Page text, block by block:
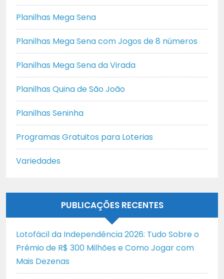
Planilhas Mega Sena
Planilhas Mega Sena com Jogos de 8 números
Planilhas Mega Sena da Virada
Planilhas Quina de São João
Planilhas Seninha
Programas Gratuitos para Loterias
Variedades
PUBLICAÇÕES RECENTES
Lotofácil da Independência 2026: Tudo Sobre o
Prêmio de R$ 300 Milhões e Como Jogar com
Mais Dezenas